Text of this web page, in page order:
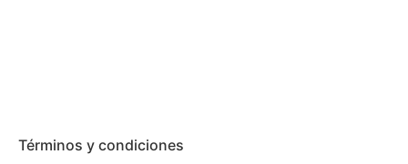
Términos y condiciones